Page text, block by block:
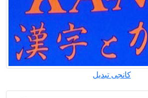
کانجی تبدیل